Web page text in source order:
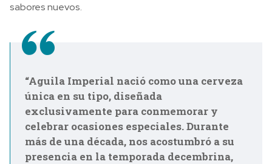
sabores nuevos.
“Aguila Imperial nació como una cerveza
única en su tipo, diseñada
exclusivamente para conmemorar y
celebrar ocasiones especiales. Durante
más de una década, nos acostumbró a su
presencia en la temporada decembrina,